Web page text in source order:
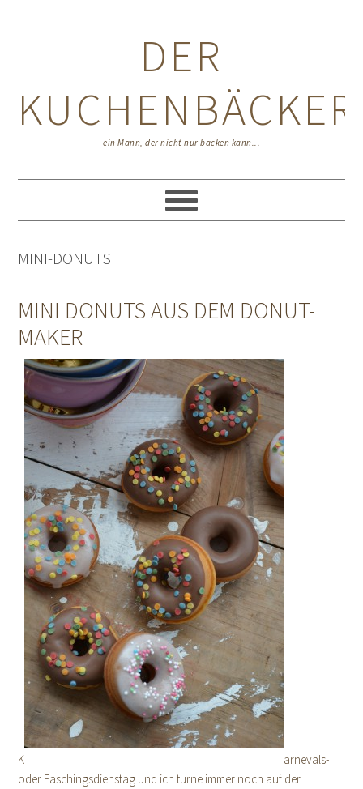
DER
KUCHENBÄCKER
ein Mann, der nicht nur backen kann...
MINI-DONUTS
MINI DONUTS AUS DEM DONUT-
MAKER
K
arnevals-
oder Faschingsdienstag und ich turne immer noch auf der